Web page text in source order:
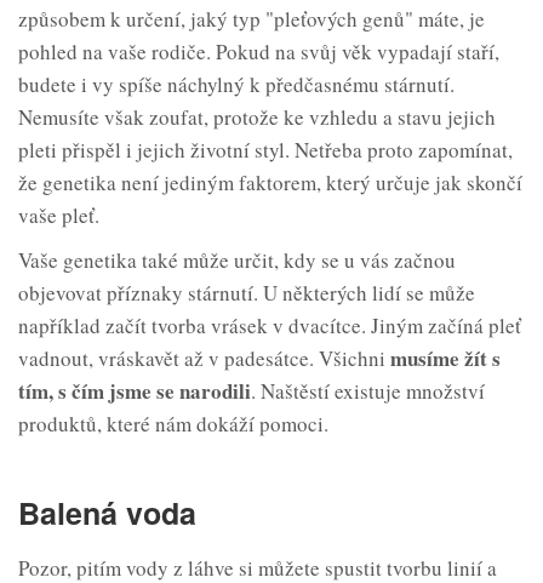
způsobem k určení, jaký typ "pleťových genů" máte, je
pohled na vaše rodiče. Pokud na svůj věk vypadají staří,
budete i vy spíše náchylný k předčasnému stárnutí.
Nemusíte však zoufat, protože ke vzhledu a stavu jejich
pleti přispěl i jejich životní styl. Netřeba proto zapomínat,
že genetika není jediným faktorem, který určuje jak skončí
vaše pleť.
Vaše genetika také může určit, kdy se u vás začnou
objevovat příznaky stárnutí. U některých lidí se může
například začít tvorba vrásek v dvacítce. Jiným začíná pleť
vadnout, vráskavět až v padesátce. Všichni musíme žít s
tím, s čím jsme se narodili. Naštěstí existuje množství
produktů, které nám dokáží pomoci.
Balená voda
Pozor, pitím vody z láhve si můžete spustit tvorbu linií a